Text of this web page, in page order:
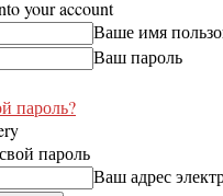
your account
Ваше имя
Ваш пароль
пароль?
пароль
Ваш адрес